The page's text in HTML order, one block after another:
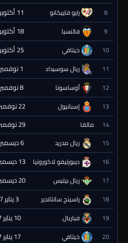
8 رايو فاييكانو 11 أكتوبر 2026 - 20:00
9 فالنسيا 18 أكتوبر 2026 - 20:00
10 خيتافي 25 أكتوبر 2026 - 20:00
11 ريال سوسيداد 1 نوفمبر 2026 - 19:00
12 أوساسونا 8 نوفمبر 2026 - 19:00
13 إسبانيول 22 نوفمبر 2026 - 19:00
14 مالقا 29 نوفمبر 2026 - 19:00
15 ريال مدريد 6 ديسمبر 2026 - 19:00
16 ديبورتيفو لاكورونيا 13 ديسمبر 2026 - 19:00
17 ريال بيتيس 20 ديسمبر 2026 - 19:00
18 راسينج سانتاندير 3 يناير 2027 - 19:00
19 فياريال 10 يناير 2027 - 19:00
20 خيتافي 17 يناير 2027 - 19:00